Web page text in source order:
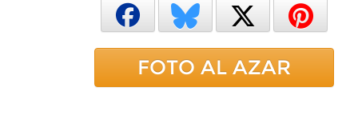
FOTO AL AZAR